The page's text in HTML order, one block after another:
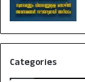
Categories